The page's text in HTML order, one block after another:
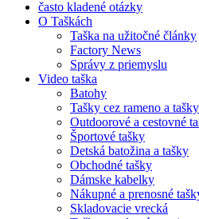
často kladené otázky
O Taškách
Taška na užitočné články
Factory News
Správy z priemyslu
Video taška
Batohy
Tašky cez rameno a tašky
Outdoorové a cestovné
Športové tašky
Detská batožina a tašky
Obchodné tašky
Dámske kabelky
Nákupné a prenosné
Skladovacie vrecká